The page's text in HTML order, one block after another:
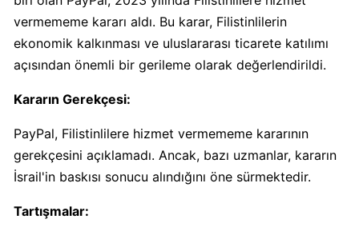
Kimin
Sahibi
Kimin?
Burger
Boykot
mu?
Burger
Kimin
vermememe kararı aldı. Bu karar, Filistinlilerin
ekonomik kalkınması ve uluslararası ticarete katılımı
açısından önemli bir gerileme olarak değerlendirildi.
Kararın Gerekçesi:
PayPal, Filistinlilere hizmet vermememe kararının
gerekçesini açıklamadı. Ancak, bazı uzmanlar, kararın
İsrail'in baskısı sonucu alındığını öne sürmektedir.
Tartışmalar: